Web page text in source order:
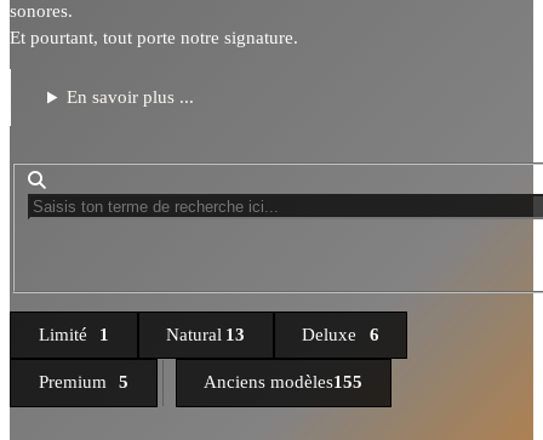
sonores.
Et pourtant, tout porte notre signature.
En savoir plus ...
Limité 1 Natural 13 Deluxe 6
Premium 5 Anciens modèles155